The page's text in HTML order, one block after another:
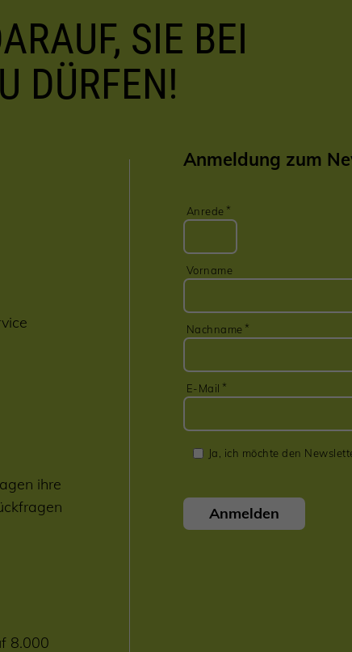
SIE BEI
DÜRFEN!
ihre
8.000
Anmeldung zum
Anrede
Vorname
Nachname
E-Mail
Ja, ich möchte den
Anmelden